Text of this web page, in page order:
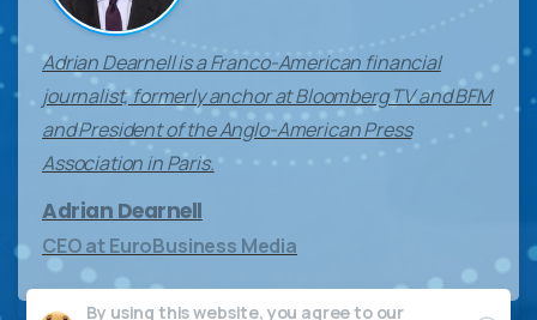
Adrian Dearnell is a Franco-American financial
journalist, formerly anchor at Bloomberg TV and BFM
and President of the Anglo-American Press
Association in Paris.
Adrian Dearnell
CEO at EuroBusiness Media
By using this website, you agree to our